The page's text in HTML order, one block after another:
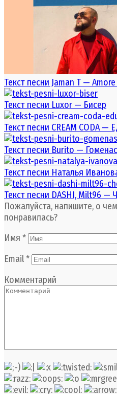
Текст песни Jaman T —
Текст песни Luxor — Бисер
Текст песни CREAM CODA —
Текст песни Burito —
Текст песни Наталья
Текст песни DASHI, Milt96 —
Пожалуйста, напишите, о
понравилась?
Имя *
Email*
Комментарий